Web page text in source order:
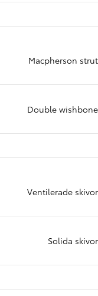
Macpherson strut
Double wishbone
Ventilerade skivor
Solida skivor